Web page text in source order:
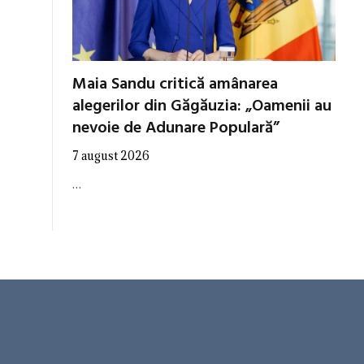
Maia Sandu critică amânarea
alegerilor din Găgăuzia: „Oamenii au
nevoie de Adunare Populară”
7 august 2026
…